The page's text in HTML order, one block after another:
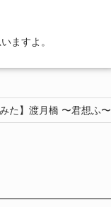
ますよ。
みた】渡月橋 〜君想ふ〜